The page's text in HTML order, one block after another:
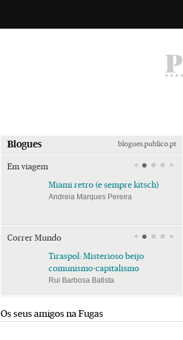
P
Blogues blogues.publico.pt
Em viagem
Miami retro (e sempre kitsch)
Andreia Marques Pereira
Correr Mundo
Tiraspol: Misterioso beijo
comunismo-capitalismo
Rui Barbosa Batista
Os seus amigos na Fugas